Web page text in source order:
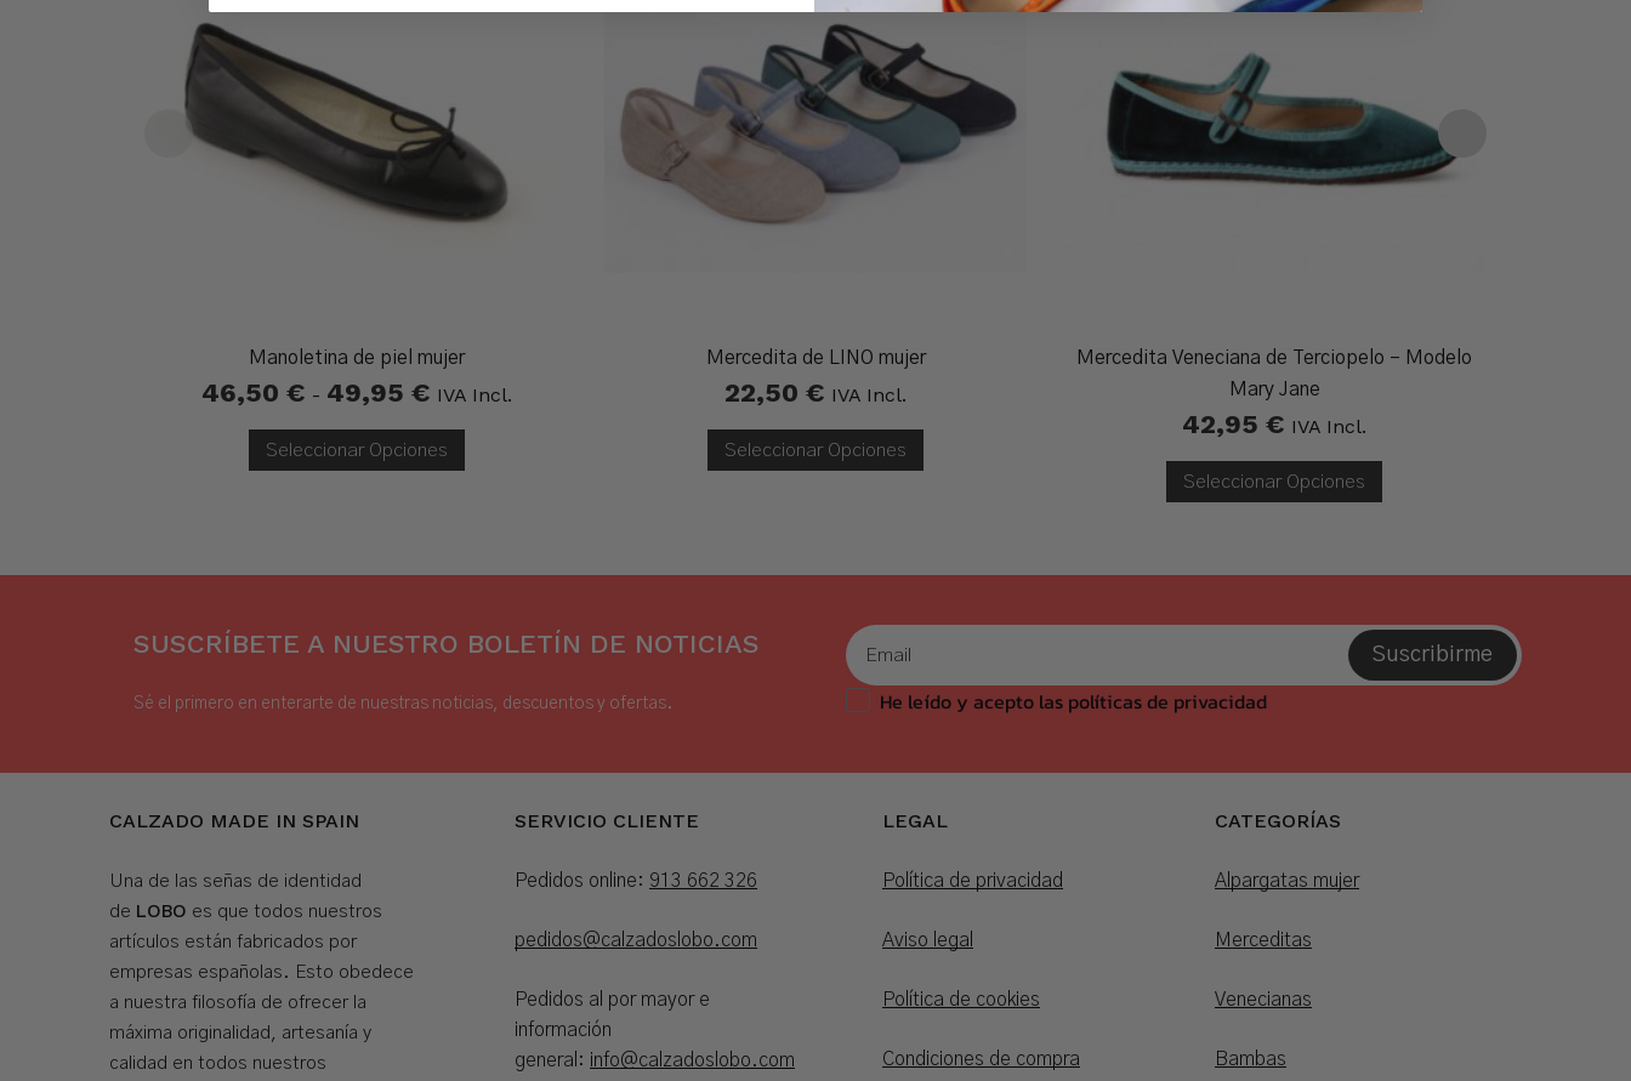
Manoletina de piel mujer
46,50 € - 49,95 €Rango
Precios:
Desde
46,50 €
IVA Incl.
Seleccionar Opciones
Mercedita de LINO mujer
22,50 € IVA Incl.
Seleccionar Opciones
Mercedita Veneciana de Terciopelo – Modelo
Mary Jane
42,95€ IVA Incl.
Seleccionar Opciones
SUSCRÍBETE A NUESTRO BOLETÍN DE NOTICIAS
Sé el primero en enterarte de nuestras noticias, descuentos y ofertas.
Suscribirme
He leído y acepto las políticas de privacidad
CALZADO MADE IN SPAIN
Una de las señas de identidad
de LOBO es que todos nuestros
artículos están fabricados por
empresas españolas. Esto obedece
a nuestra filosofía de ofrecer la
máxima originalidad, artesanía y
calidad en todos nuestros
SERVICIO CLIENTE
Pedidos online: 913 662 326
pedidos@calzadoslobo.com
Pedidos al por mayor e
información
general: info@calzadoslobo.com
LEGAL
Política de privacidad
Aviso legal
Política de cookies
Condiciones de compra
CATEGORÍAS
Alpargatas mujer
Merceditas
Venecianas
Bambas